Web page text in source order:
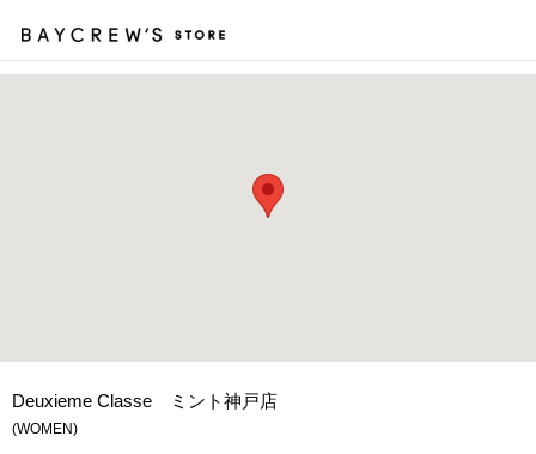
Deuxieme Classe ミント神戸店
(WOMEN)